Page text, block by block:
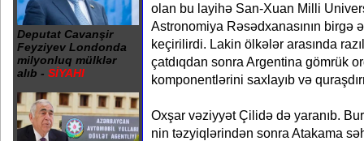
Deputat Cavanşir
Feyziyev Londonda
milyonluq mülklər
alıb - SİYAHI
olan bu layihə San-Xuan Milli
Astronomiya Rəsədxanasının birgə
keçirilirdi. Lakin ölkələr arasında
çatdıqdan sonra Argentina gömrük
komponentlərini saxlayıb və
Oxşar vəziyyət Çilidə də yaranıb.
nin təzyiqlərindən sonra Atakama